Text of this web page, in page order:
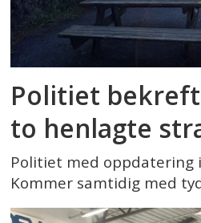
Politiet
to henlagte
Politiet med oppdatering
Kommer samtidig med